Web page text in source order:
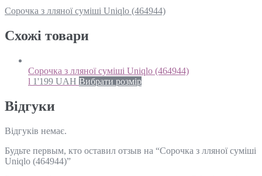
Сорочка з лляної суміші Uniqlo (464944)
Схожi товари
Сорочка з лляної суміші Uniqlo (464944)
l 1'199 UAH Вибрати розмір
Відгуки
Відгуків немає.
Будьте первым, кто оставил отзыв на “Сорочка з лляної суміші
Uniqlo (464944)”